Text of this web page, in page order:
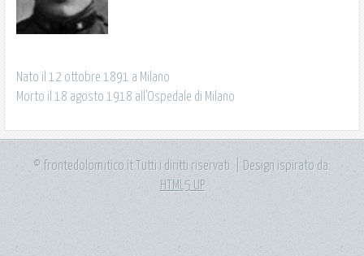
Nato il 12 ottobre 1891 a Milano
Morto il 18 agosto 1918 all'Ospedale di Milano
© frontedolomitico.it Tutti i diritti riservati. | Design ispirato da:
HTML5 UP